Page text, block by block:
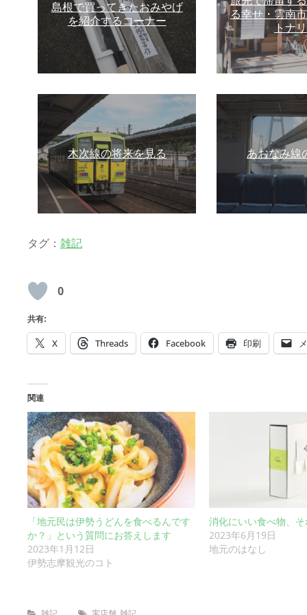
島根で買ってきたおみやげ
を紹介するコーナー
る幸せ・雲南
トナ
木次線の将来を見る あおなみ線
タグ： 雑記
0
共有:
X Threads Facebook 印刷
関連
「地元民は伊勢うどんを食べるんです
か？」という質問にお答えします
2023年1月12日
伊勢志摩観光のコト
消化にいい食べ物、
2023年6月19日
地元のはなし
Categories Tags